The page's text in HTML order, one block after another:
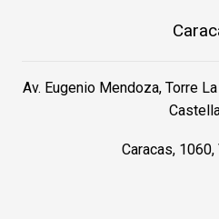
Av. Eugenio Mendoza, Torre
Caracas,